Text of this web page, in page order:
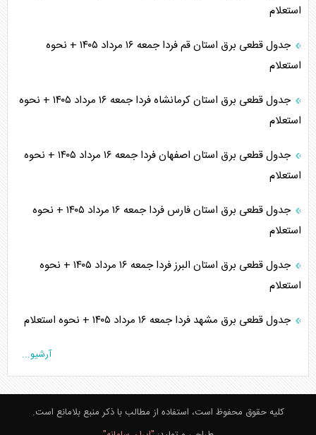
استعلام
جدول قطعی برق استان قم فردا جمعه ۱۶ مرداد ۱۴۰۵ + نحوه
استعلام
جدول قطعی برق استان کرمانشاه فردا جمعه ۱۶ مرداد ۱۴۰۵ + نحوه
استعلام
جدول قطعی برق استان اصفهان فردا جمعه ۱۶ مرداد ۱۴۰۵ + نحوه
استعلام
جدول قطعی برق استان فارس فردا جمعه ۱۶ مرداد ۱۴۰۵ + نحوه
استعلام
جدول قطعی برق استان البرز فردا جمعه ۱۶ مرداد ۱۴۰۵ + نحوه
استعلام
جدول قطعی برق مشهد فردا جمعه ۱۶ مرداد ۱۴۰۵ + نحوه استعلام
آرشیو...
کلیه حقوق محفوظ است، استفاده از مطالب با ذکر منبع بلامانع است.